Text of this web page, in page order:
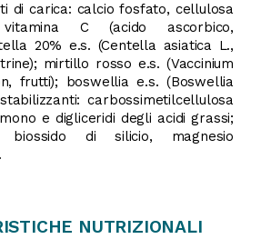
di carica: calcio fosfato, cellulosa
vitamina C (acido ascorbico,
20% e.s. (Centella asiatica L.,
mirtillo rosso e.s. (Vaccinium
frutti); boswellia e.s. (Boswellia
carbossimetilcellulosa
e digliceridi degli acidi grassi;
biossido di silicio, magnesio
NUTRIZIONALI